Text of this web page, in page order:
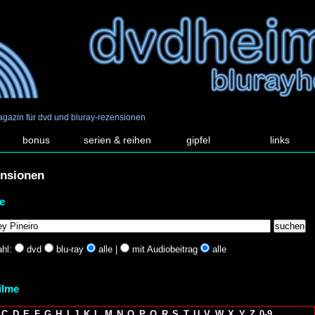
für dvd und bluray-rezensionen
bonus serien & reihen gipfel links
dvd blu-ray alle | mit Audiobeitrag alle